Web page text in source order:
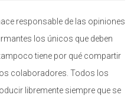
responsable de las opiniones
los únicos que deben
tiene por qué compartir
colaboradores. Todos los
libremente siempre que se